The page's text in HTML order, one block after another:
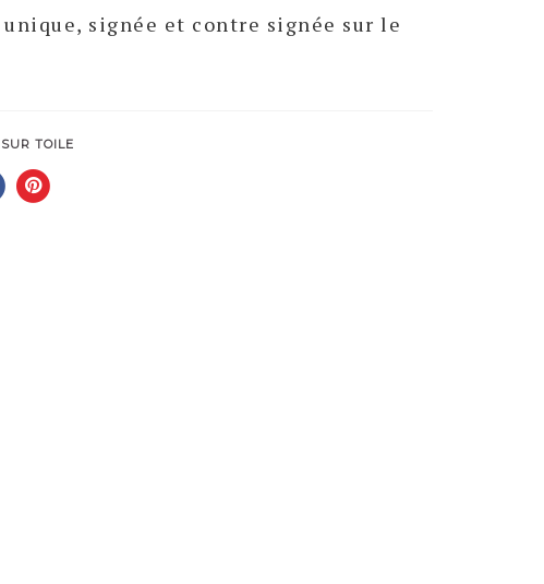
signée et contre signée sur le
TOILE